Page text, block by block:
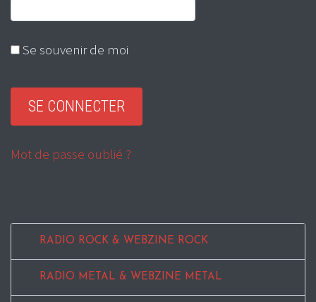
Se souvenir de moi
Mot de passe oublié ?
RADIO ROCK & WEBZINE ROCK
RADIO METAL & WEBZINE METAL